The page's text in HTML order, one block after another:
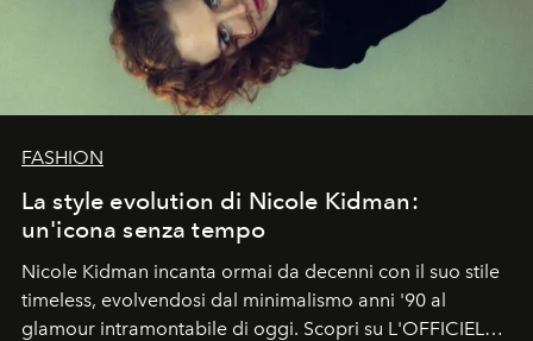
FASHION
La style evolution di Nicole Kidman:
un'icona senza tempo
Nicole Kidman incanta ormai da decenni con il suo stile
timeless, evolvendosi dal minimalismo anni '90 al
glamour intramontabile di oggi. Scopri su L'OFFICIEL